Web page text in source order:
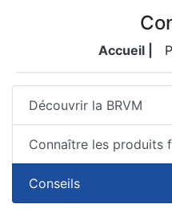
Accueil |
Découvrir la BRVM
Connaître les produits
Conseils